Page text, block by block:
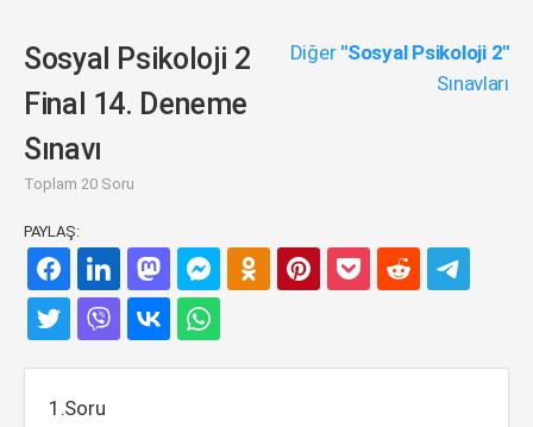
Sosyal Psikoloji 2
Final 14. Deneme
Sınavı
Toplam 20 Soru
Diğer "Sosyal Psikoloji 2"
Sınavları
PAYLAŞ:
1.Soru